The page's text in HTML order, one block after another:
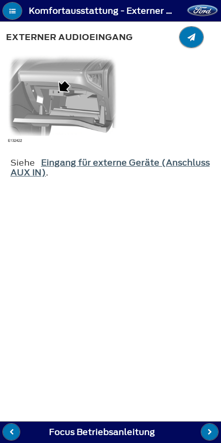
Komfortausstattung - Externer Audioeingang
EXTERNER AUDIOEINGANG
Siehe Eingang für externe Geräte (Anschluss
AUX IN).
Focus Betriebsanleitung